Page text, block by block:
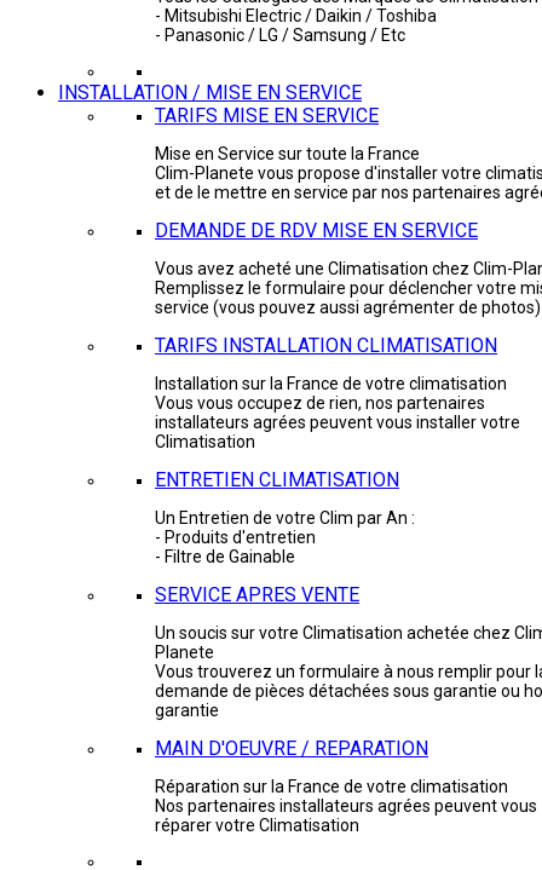
- Mitsubishi Electric / Daikin / Toshiba
- Panasonic / LG / Samsung / Etc
INSTALLATION / MISE EN SERVICE
TARIFS MISE EN SERVICE
Mise en Service sur toute la France
Clim-Planete vous propose d'installer votre
et de le mettre en service par nos partenaires
DEMANDE DE RDV MISE EN SERVICE
Vous avez acheté une Climatisation chez Clim-
Remplissez le formulaire pour déclencher votre
service (vous pouvez aussi agrémenter de photos)
TARIFS INSTALLATION CLIMATISATION
Installation sur la France de votre climatisation
Vous vous occupez de rien, nos partenaires
installateurs agrées peuvent vous installer votre
Climatisation
ENTRETIEN CLIMATISATION
Un Entretien de votre Clim par An :
- Produits d'entretien
- Filtre de Gainable
SERVICE APRES VENTE
Un soucis sur votre Climatisation achetée chez
Planete
Vous trouverez un formulaire à nous remplir pour
demande de pièces détachées sous garantie ou
garantie
MAIN D'OEUVRE / REPARATION
Réparation sur la France de votre climatisation
Nos partenaires installateurs agrées peuvent vous
réparer votre Climatisation